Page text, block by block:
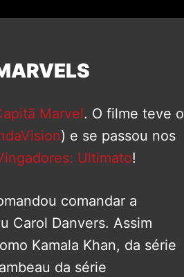
Marvel. O filme teve o
) e se passou nos
Ultimato!
comandar a
Carol Danvers. Assim
Kamala Khan, da série
da série